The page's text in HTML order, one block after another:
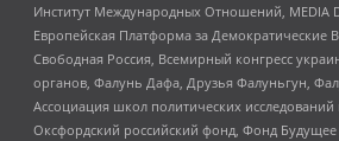
Институт Международных Отношений, MEDIA
Европейская Платформа за
Свободная Россия, Всемирный конгресс
органов, Фалунь Дафа, Друзья Фалуньгун,
Ассоциация школ политических
Оксфордский российский фонд, Фонд